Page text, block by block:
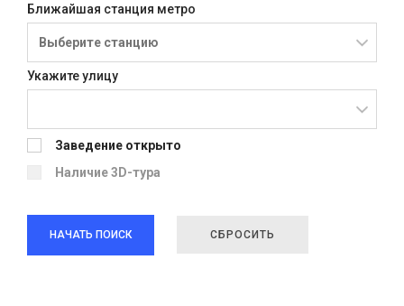
Ближайшая станция метро
Укажите улицу
Заведение открыто
Наличие 3D-тура
НАЧАТЬ ПОИСК СБРОСИТЬ